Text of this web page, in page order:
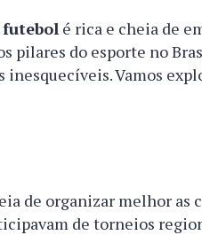
é rica e cheia de
pilares do esporte no
Vamos
de organizar melhor as
de torneios